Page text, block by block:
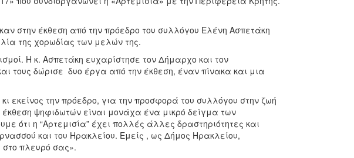
στην έκθεση από την πρόεδρο του συλλόγου Ελένη Ασπετάκη
της χορωδίας των μελών της.
Η κ. Ασπετάκη ευχαρίστησε τον Δήμαρχο και τον
τους δώρισε δυο έργα από την έκθεση, έναν πίνακα και μια
εκείνος την πρόεδρο, για την προσφορά του συλλόγου στην ζωή
ψηφιδωτών είναι μονάχα ένα μικρό δείγμα των
ότι η “Αρτεμισία” έχει πολλές άλλες δραστηριότητες και
και του Ηρακλείου. Εμείς , ως Δήμος Ηρακλείου,
πλευρό σας».